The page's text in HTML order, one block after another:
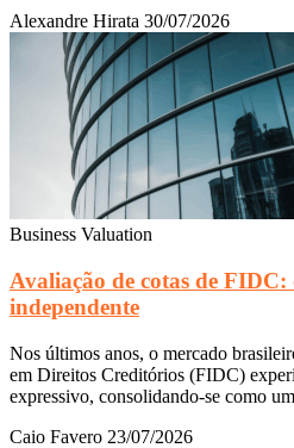
Alexandre Hirata 30/07/2026
Business Valuation
Avaliação de cotas de
independente
Nos últimos anos, o mercado
em Direitos Creditórios (FIDC)
expressivo, consolidando-se como
Caio Favero 23/07/2026